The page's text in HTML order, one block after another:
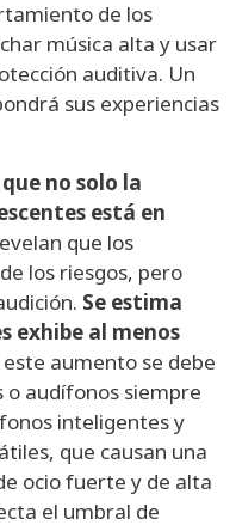
de los
música alta y usar
auditiva. Un
sus experiencias
no solo la
está en
que los
los riesgos, pero
Se estima
exhibe al menos
este aumento se debe
o audífonos siempre
inteligentes y
que causan una
ocio fuerte y de alta
el umbral de